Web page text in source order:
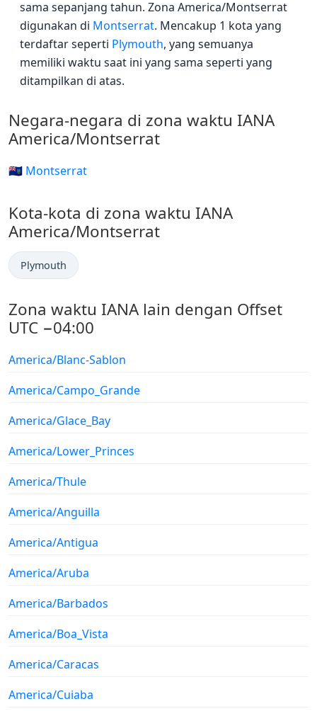
sama sepanjang tahun. Zona America/Montserrat
digunakan di Montserrat. Mencakup 1 kota yang
terdaftar seperti Plymouth, yang semuanya
memiliki waktu saat ini yang sama seperti yang
ditampilkan di atas.
Negara-negara di zona waktu IANA
America/Montserrat
🇲🇸 Montserrat
Kota-kota di zona waktu IANA
America/Montserrat
Plymouth
Zona waktu IANA lain dengan Offset
UTC −04:00
America/Blanc-Sablon
America/Campo_Grande
America/Glace_Bay
America/Lower_Princes
America/Thule
America/Anguilla
America/Antigua
America/Aruba
America/Barbados
America/Boa_Vista
America/Caracas
America/Cuiaba